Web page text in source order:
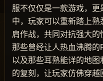
服不仅仅是一款游戏，
中，玩家可以重新踏上
肩作战，共同对抗强大的
那些曾经让人热血沸腾的
以及那些耳熟能详的地
的复刻，让玩家仿佛穿